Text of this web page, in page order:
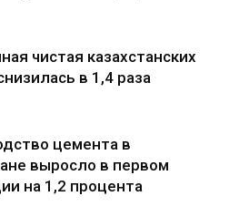
чистая казахстанских
в 1,4 раза
цемента в
выросло в первом
на 1,2 процента